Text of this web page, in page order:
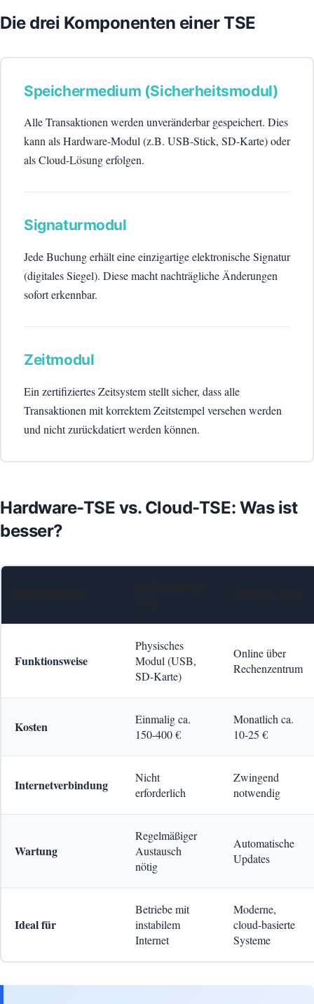
Die drei Komponenten einer TSE
Speichermedium (Sicherheitsmodul)
Alle Transaktionen werden unveränderbar gespeichert. Dies
kann als Hardware-Modul (z.B. USB-Stick, SD-Karte) oder
als Cloud-Lösung erfolgen.
Signaturmodul
Jede Buchung erhält eine einzigartige elektronische Signatur
(digitales Siegel). Diese macht nachträgliche Änderungen
sofort erkennbar.
Zeitmodul
Ein zertifiziertes Zeitsystem stellt sicher, dass alle
Transaktionen mit korrektem Zeitstempel versehen werden
und nicht zurückdatiert werden können.
Hardware-TSE vs. Cloud-TSE: Was ist
besser?
Funktionsweise
Physisches
Modul (USB,
SD-Karte)
Online über
Rechenzentrum
Kosten
Einmalig ca.
150-400 €
Monatlich ca.
10-25 €
Internetverbindung
Nicht
erforderlich
Zwingend
notwendig
Wartung
Regelmäßiger
Austausch
nötig
Automatische
Updates
Ideal für
Betriebe mit
instabilem
Internet
Moderne,
cloud-basierte
Systeme